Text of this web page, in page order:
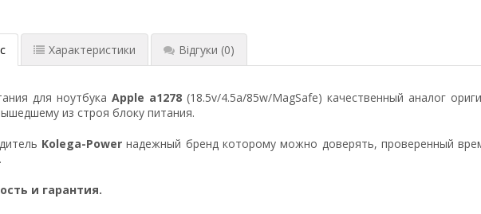
Характеристики Відгуки (0)
для ноутбука Apple a1278(18.5v/4.5a/85w/MagSafe) качественный аналог
из строя блоку питания.
Kolega-Powerнадежный бренд которому можно доверять, проверенный
и гарантия.